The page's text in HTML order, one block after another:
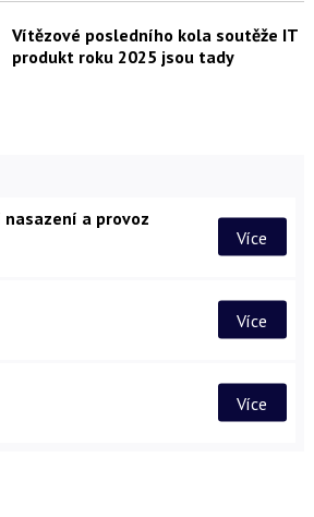
Vítězové posledního kola soutěže IT
produkt roku 2025 jsou tady
a provoz
Více
Více
Více